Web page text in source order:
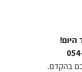
היום!
בהקדם.